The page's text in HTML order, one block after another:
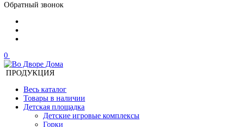
Обратный звонок
0
ПРОДУКЦИЯ
Весь каталог
Товары в наличии
Детская площадка
Детские игровые комплексы
Горки